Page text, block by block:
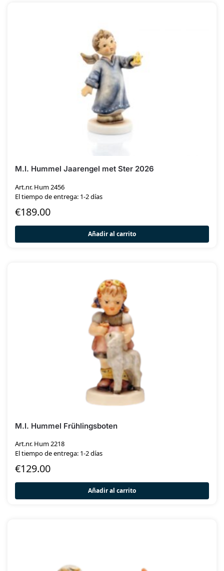
M.I. Hummel Jaarengel met Ster 2026
Art.nr. Hum 2456
El tiempo de entrega: 1-2 días
€189.00
Añadir al carrito
M.I. Hummel Frühlingsboten
Art.nr. Hum 2218
El tiempo de entrega: 1-2 días
€129.00
Añadir al carrito